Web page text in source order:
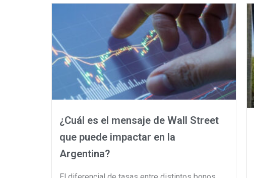
¿Cuál es el mensaje de Wall Street
que puede impactar en la
Argentina?